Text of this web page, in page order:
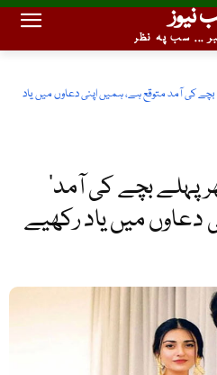
نیوز
... سب پہ نظر
کی آمد متوقع ہے، ہمیں اپنی دعاوں میں یاد
‘الحمداللہ ہمارے گھر پہلے بچے کی آمد
دعاوں میں یاد رکھیے